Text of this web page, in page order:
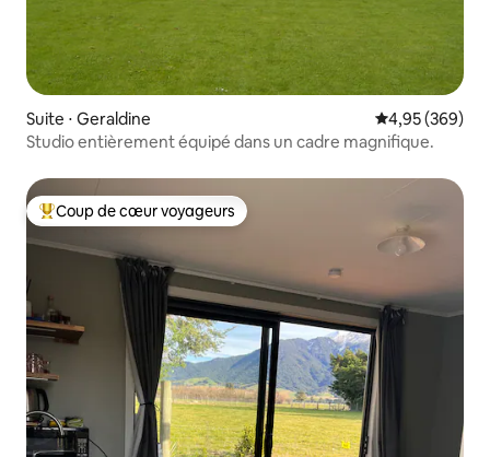
Suite ⋅ Geraldine Évaluation
4,95 (369)
Studio entièrement équipé dans un cadre magnifique.
Coups de cœur voyageurs les plus appréciés
Coup de cœur voyageurs